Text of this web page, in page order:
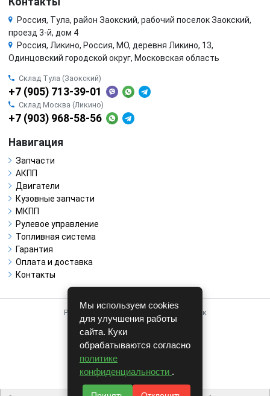
Россия, Тула, район Заокский, рабочий поселок Заокский,
проезд 3-й, дом 4
Россия, Ликино, Россия, МО, деревня Ликино, 13,
Одинцовский городской округ, Московская область
Склад Тула (Заокский)
+7 (905) 713-39-01
Склад Москва (Ликино)
+7 (903) 968-58-56
Навигация
Запчасти
АКПП
Двигатели
Кузовные запчасти
МКПП
Рулевое управление
Топливная система
Гарантия
Оплата и доставка
Контакты
Работает на системе для авторазборок
CARRO.БИЗНЕС
Полная версия
© COPYRIGHT 2026 г.
v1.1.24
Мы используем cookies
для улучшения работы
сайта. Куки
обрабатываются согласно
политике
конфиденциальности .